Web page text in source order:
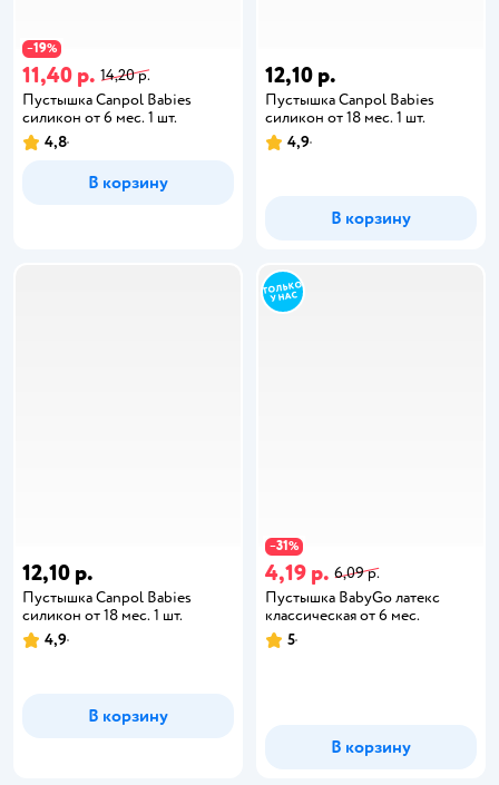
−19%
11,40 р. 14,20 р.
Пустышка Canpol Babies
силикон от 6 мес. 1 шт.
4,8
В корзину
12,10 р.
Пустышка Canpol Babies
силикон от 18 мес. 1 шт.
4,9
В корзину
12,10 р.
Пустышка Canpol Babies
силикон от 18 мес. 1 шт.
4,9
В корзину
−31%
4,19 р. 6,09 р.
Пустышка BabyGo латекс
классическая от 6 мес.
5
В корзину